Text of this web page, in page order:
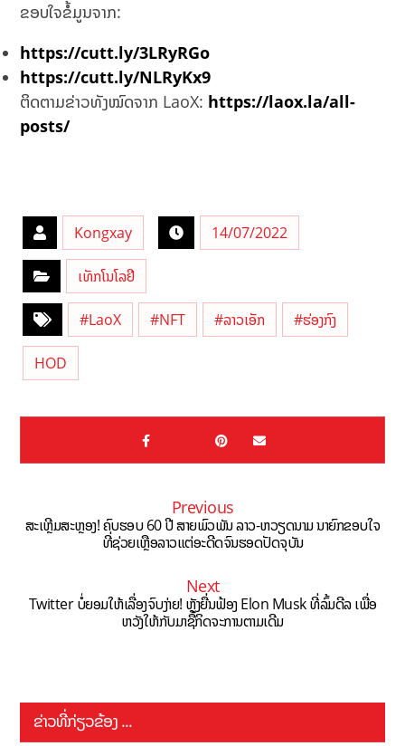
ຂອບໃຈຂໍ້ມູນຈາກ:
https://cutt.ly/3LRyRGo
https://cutt.ly/NLRyKx9
ຕິດຕາມຂ່າວທັງໝົດຈາກ LaoX: https://laox.la/all-
posts/
Kongxay 14/07/2022
ເທັກໂນໂລຢີ
#LaoX #NFT #ລາວເອັກ #ຮ່ອງກົງ
HOD
Previous
ສະເຫຼີມສະຫຼອງ! ຄົບຮອບ 60 ປີ ສາຍພົວພັນ ລາວ-ຫວຽດນາມ ນາຍົກຂອບໃຈ
ທີ່ຊ່ວຍເຫຼືອລາວແຕ່ອະດີດຈົນຮອດປັດຈຸບັນ
Next
Twitter ບໍ່ຍອມໃຫ້ເລື່ອງຈົບງ່າຍ! ຫຼັງຍື່ນຟ້ອງ Elon Musk ທີ່ລົ້ມດີລ ເພື່ອ
ຫວັງໃຫ້ກັບມາຊື້ກິດຈະການຕາມເດີມ
ຂ່າວທີ່ກ່ຽວຂ້ອງ ...